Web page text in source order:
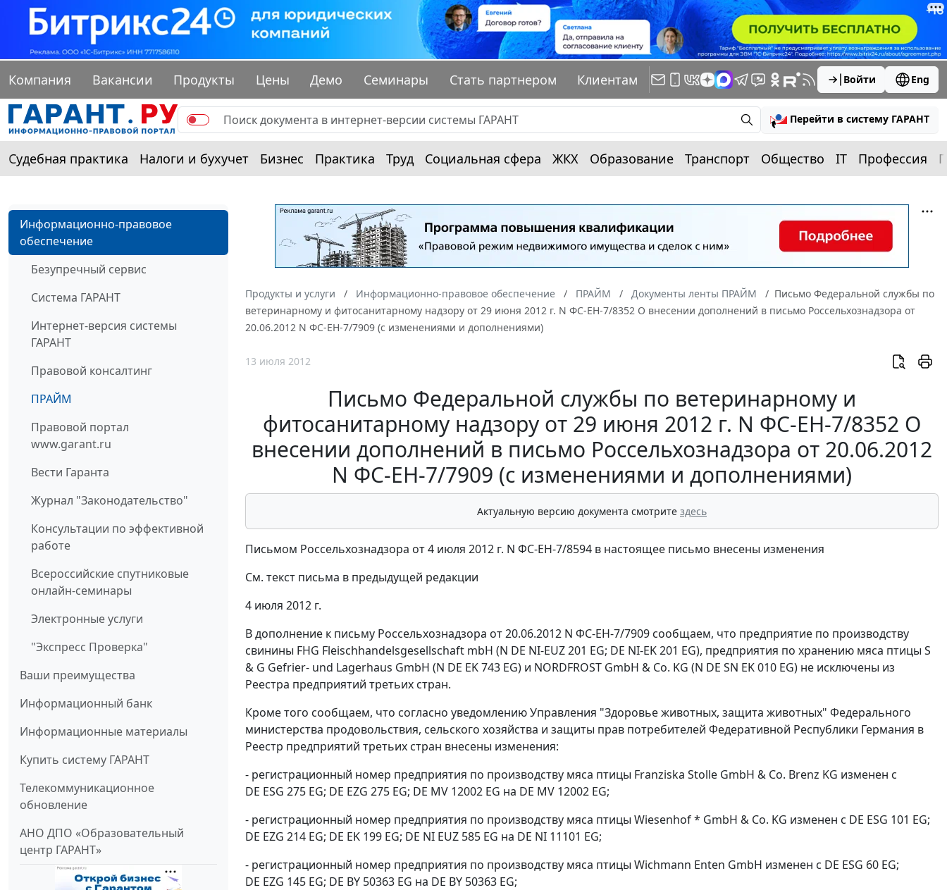
Компания Вакансии Продукты Цены Демо Семинары Стать партнером Клиентам Войти Eng
Перейти в систему ГАРАНТ
Судебная практика Налоги и бухучет Бизнес Практика Труд Социальная сфера ЖКХ Образование Транспорт Общество IT Профессия
Информационно-правовое
обеспечение
Безупречный сервис
Система ГАРАНТ
Интернет-версия системы
ГАРАНТ
Правовой консалтинг
ПРАЙМ
Правовой портал
www.garant.ru
Вести Гаранта
Журнал "Законодательство"
Консультации по эффективной
работе
Всероссийские спутниковые
онлайн-семинары
Электронные услуги
"Экспресс Проверка"
Ваши преимущества
Информационный банк
Информационные материалы
Купить систему ГАРАНТ
Телекоммуникационное
обновление
АНО ДПО «Образовательный
центр ГАРАНТ»
Продукты и услуги Информационно-правовое обеспечение ПРАЙМ Документы ленты ПРАЙМ
Письмо Федеральной службы по
ветеринарному и фитосанитарному надзору от 29 июня 2012 г. N ФС-ЕН-7/8352 О внесении дополнений в письмо Россельхознадзора от
20.06.2012 N ФС-ЕН-7/7909 (с изменениями и дополнениями)
13 июля 2012
Письмо Федеральной службы по ветеринарному и
фитосанитарному надзору от 29 июня 2012 г. N ФС-ЕН-7/8352 О
внесении дополнений в письмо Россельхознадзора от 20.06.2012
N ФС-ЕН-7/7909 (с изменениями и дополнениями)
Актуальную версию документа смотрите здесь
Письмом Россельхознадзора от 4 июля 2012 г. N ФС-ЕН-7/8594 в настоящее письмо внесены изменения
См. текст письма в предыдущей редакции
4 июля 2012 г.
В дополнение к письму Россельхознадзора от 20.06.2012 N ФС-ЕН-7/7909 сообщаем, что предприятие по производству
свинины FHG Fleischhandelsgesellschaft mbH (N DE NI-EUZ 201 EG; DE NI-EK 201 EG), предприятия по хранению мяса птицы S
& G Gefrier- und Lagerhaus GmbH (N DE EK 743 EG) и NORDFROST GmbH & Co. KG (N DE SN EK 010 EG) не исключены из
Реестра предприятий третьих стран.
Кроме того сообщаем, что согласно уведомлению Управления "Здоровье животных, защита животных" Федерального
министерства продовольствия, сельского хозяйства и защиты прав потребителей Федеративной Республики Германия в
Реестр предприятий третьих стран внесены изменения:
- регистрационный номер предприятия по производству мяса птицы Franziska Stolle GmbH & Co. Brenz KG изменен с
DE ESG 275 EG; DE EZG 275 EG; DE MV 12002 EG на DE MV 12002 EG;
- регистрационный номер предприятия по производству мяса птицы Wiesenhof * GmbH & Co. KG изменен с DE ESG 101 EG;
DE EZG 214 EG; DE EK 199 EG; DE NI EUZ 585 EG на DE NI 11101 EG;
- регистрационный номер предприятия по производству мяса птицы Wichmann Enten GmbH изменен с DE ESG 60 EG;
DE EZG 145 EG; DE BY 50363 EG на DE BY 50363 EG;